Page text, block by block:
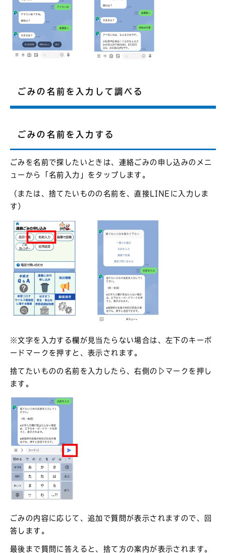
ごみの名前を入力して調べる
ごみの名前を入力する
ごみを名前で探したいときは、連絡ごみの申し込みのメニ
ューから「名前入力」をタップします。
（または、捨てたいものの名前を、直接LINEに入力しま
す）
※文字を入力する欄が見当たらない場合は、左下のキーボ
ードマークを押すと、表示されます。
捨てたいものの名前を入力したら、右側の▷マークを押し
ます。
ごみの内容に応じて、追加で質問が表示されますので、回
答します。
最後まで質問に答えると、捨て方の案内が表示されます。